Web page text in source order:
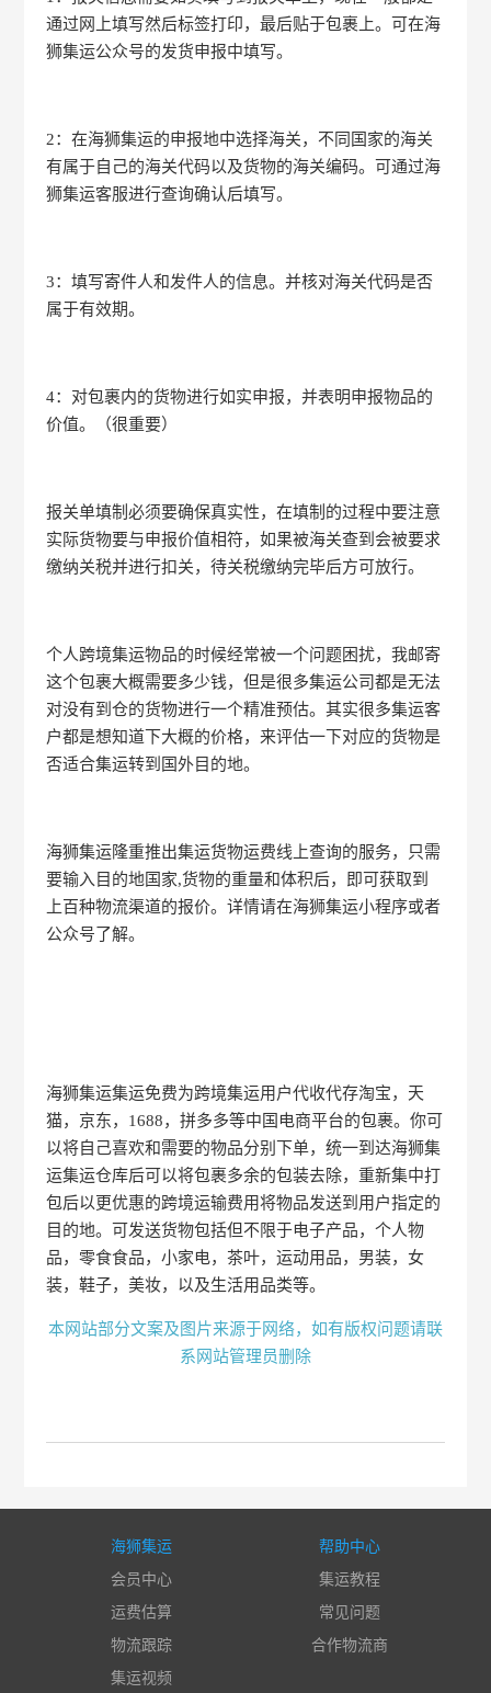
通过网上填写然后标签打印，最后贴于包裹上。可在海
狮集运公众号的发货申报中填写。
2：在海狮集运的申报地中选择海关，不同国家的海关
有属于自己的海关代码以及货物的海关编码。可通过海
狮集运客服进行查询确认后填写。
3：填写寄件人和发件人的信息。并核对海关代码是否
属于有效期。
4：对包裹内的货物进行如实申报，并表明申报物品的
价值。（很重要）
报关单填制必须要确保真实性，在填制的过程中要注意
实际货物要与申报价值相符，如果被海关查到会被要求
缴纳关税并进行扣关，待关税缴纳完毕后方可放行。
个人跨境集运物品的时候经常被一个问题困扰，我邮寄
这个包裹大概需要多少钱，但是很多集运公司都是无法
对没有到仓的货物进行一个精准预估。其实很多集运客
户都是想知道下大概的价格，来评估一下对应的货物是
否适合集运转到国外目的地。
海狮集运隆重推出集运货物运费线上查询的服务，只需
要输入目的地国家,货物的重量和体积后，即可获取到
上百种物流渠道的报价。详情请在海狮集运小程序或者
公众号了解。
海狮集运集运免费为跨境集运用户代收代存淘宝，天
猫，京东，1688，拼多多等中国电商平台的包裹。你可
以将自己喜欢和需要的物品分别下单，统一到达海狮集
运集运仓库后可以将包裹多余的包装去除，重新集中打
包后以更优惠的跨境运输费用将物品发送到用户指定的
目的地。可发送货物包括但不限于电子产品，个人物
品，零食食品，小家电，茶叶，运动用品，男装，女
装，鞋子，美妆，以及生活用品类等。
本网站部分文案及图片来源于网络，如有版权问题请联
系网站管理员删除
海狮集运
会员中心
运费估算
物流跟踪
集运视频
帮助中心
集运教程
常见问题
合作物流商